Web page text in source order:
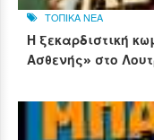
ΤΟΠΙΚΑ ΝΕΑ
Η ξεκαρδιστική
Ασθενής» στο